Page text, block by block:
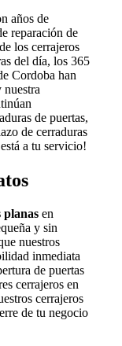
años de
reparación de
los cerrajeros
del día, los 365
Cordoba han
nuestra
de puertas,
de cerraduras
a tu servicio!
planas en
y sin
nuestros
inmediata
de puertas
cerrajeros en
cerrajeros
de tu negocio